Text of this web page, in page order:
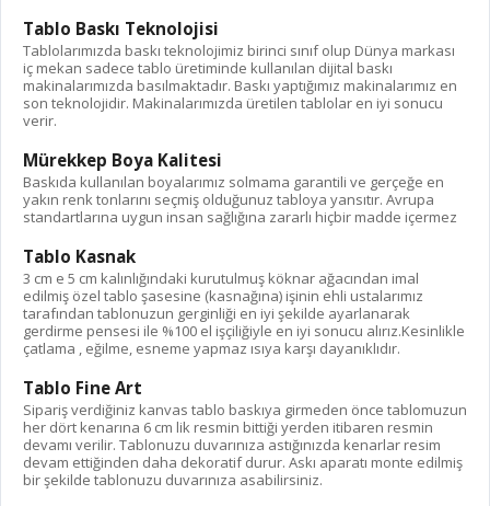
Tablo Baskı Teknolojisi
Tablolarımızda baskı teknolojimiz birinci sınıf olup Dünya markası
iç mekan sadece tablo üretiminde kullanılan dijital baskı
makinalarımızda basılmaktadır. Baskı yaptığımız makinalarımız en
son teknolojidir. Makinalarımızda üretilen tablolar en iyi sonucu
verir.
Mürekkep Boya Kalitesi
Baskıda kullanılan boyalarımız solmama garantili ve gerçeğe en
yakın renk tonlarını seçmiş olduğunuz tabloya yansıtır. Avrupa
standartlarına uygun insan sağlığına zararlı hiçbir madde içermez
Tablo Kasnak
3 cm e 5 cm kalınlığındaki kurutulmuş köknar ağacından imal
edilmiş özel tablo şasesine (kasnağına) işinin ehli ustalarımız
tarafından tablonuzun gerginliği en iyi şekilde ayarlanarak
gerdirme pensesi ile %100 el işçiliğiyle en iyi sonucu alırız.Kesinlikle
çatlama , eğilme, esneme yapmaz ısıya karşı dayanıklıdır.
Tablo Fine Art
Sipariş verdiğiniz kanvas tablo baskıya girmeden önce tablomuzun
her dört kenarına 6 cm lik resmin bittiği yerden itibaren resmin
devamı verilir. Tablonuzu duvarınıza astığınızda kenarlar resim
devam ettiğinden daha dekoratif durur. Askı aparatı monte edilmiş
bir şekilde tablonuzu duvarınıza asabilirsiniz.